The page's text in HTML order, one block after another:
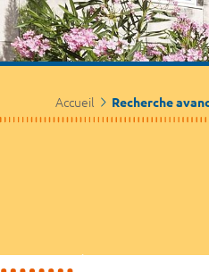
Accueil Recherche